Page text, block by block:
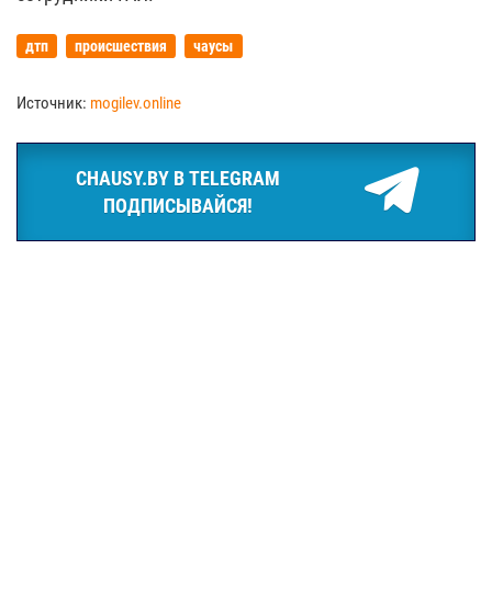
дтп происшествия чаусы
Источник: mogilev.online
CHAUSY.BY В TELEGRAM
ПОДПИСЫВАЙСЯ!